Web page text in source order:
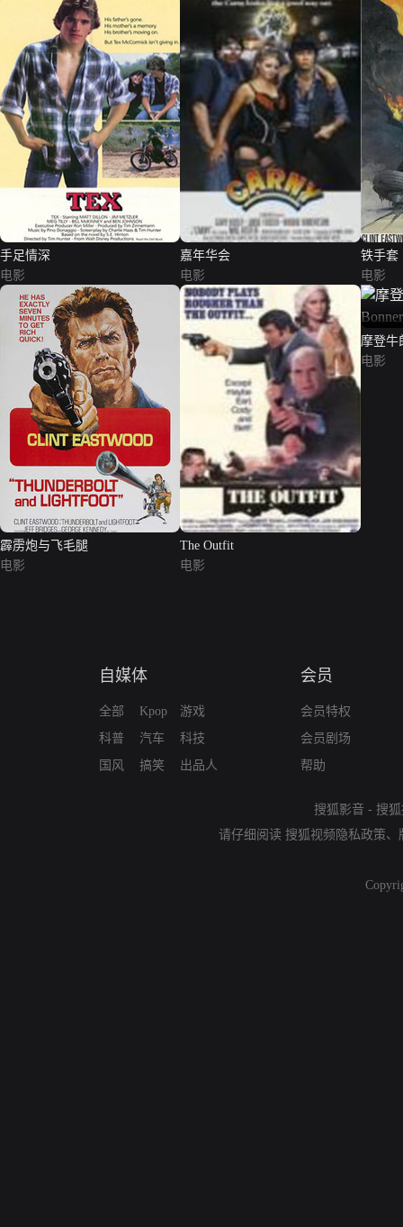
手足情深
电影
嘉年华会
电影
铁手套
电影
霹雳炮与飞毛腿
电影
The Outfit
电影
摩登牛
电影
自媒体
全部
科普
国风
Kpop
汽车
搞笑
游戏
科技
出品人
会员
会员特权
会员剧场
帮助
搜狐影音 - 搜
请仔细阅读 搜狐视频隐私政策、